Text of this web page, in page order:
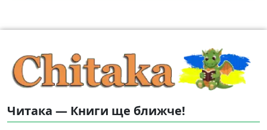
Читака — Книги ще ближче!